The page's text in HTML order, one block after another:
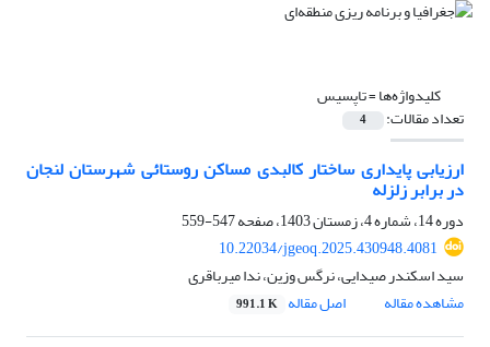
کلیدواژه‌ها =تاپسیس
تعداد مقالات: 4
ارزیابی پایداری ساختار کالبدی مساکن روستائی شهرستان لنجان
در برابر زلزله
دوره 14، شماره 4، زمستان 1403، صفحه
547-559
10.22034/jgeoq.2025.430948.4081
سید اسکندر صیدایی، نرگس وزین، ندا میرباقری
مشاهده مقاله
اصل مقاله 991.1 K